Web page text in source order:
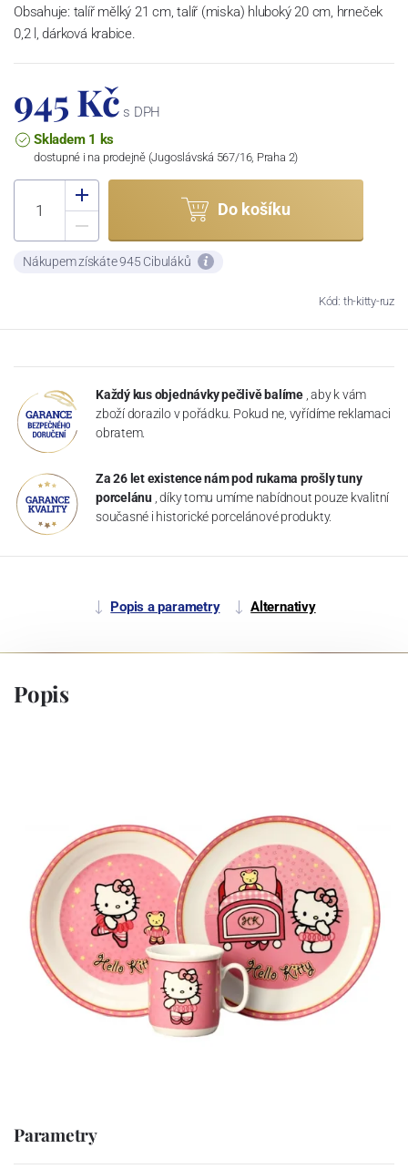
Obsahuje: talíř mělký 21 cm, talíř (miska) hluboký 20 cm, hrneček
0,2 l, dárková krabice.
945 Kč s DPH
Skladem 1 ks
dostupné i na prodejně (Jugoslávská 567/16, Praha 2)
Do košíku
Nákupem získáte 945 Cibuláků
Kód: th-kitty-ruz
Každý kus objednávky pečlivě balíme , aby k vám
zboží dorazilo v pořádku. Pokud ne, vyřídíme reklamaci
obratem.
Za 26 let existence nám pod rukama prošly tuny
porcelánu , díky tomu umíme nabídnout pouze kvalitní
současné i historické porcelánové produkty.
Popis a parametry Alternativy
Popis
Parametry